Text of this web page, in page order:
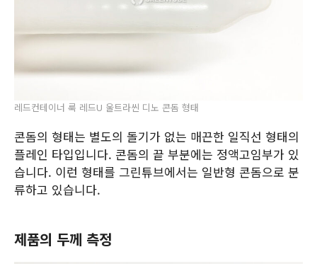
레드컨테이너 룩 레드U 울트라씬 디노 콘돔 형태
콘돔의 형태는 별도의 돌기가 없는 매끈한 일직선 형태의
플레인 타입입니다. 콘돔의 끝 부분에는 정액고임부가 있
습니다. 이런 형태를 그린튜브에서는 일반형 콘돔으로 분
류하고 있습니다.
제품의 두께 측정